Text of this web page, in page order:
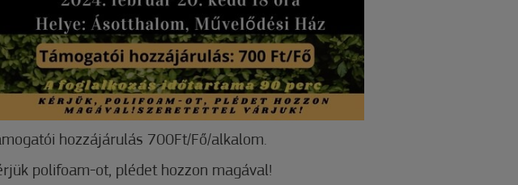
hozzájárulás 700Ft/Fő/alkalom.
polifoam-ot, plédet hozzon magával!